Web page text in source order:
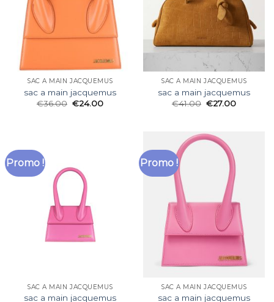
SAC A MAIN JACQUEMUS
sac a main jacquemus
€36.00 €24.00
SAC A MAIN JACQUEMUS
sac a main jacquemus
€41.00 €27.00
Promo !
SAC A MAIN JACQUEMUS
sac a main jacquemus
Promo !
SAC A MAIN JACQUEMUS
sac a main jacquemus